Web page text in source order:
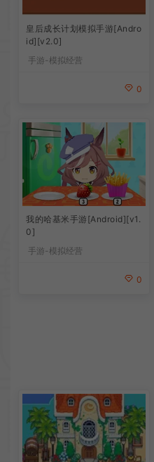
皇后成长计划模拟手游[Andro
id][v2.0]
手游-模拟经营
0
我的哈基米手游[Android][v1.
0]
手游-模拟经营
0